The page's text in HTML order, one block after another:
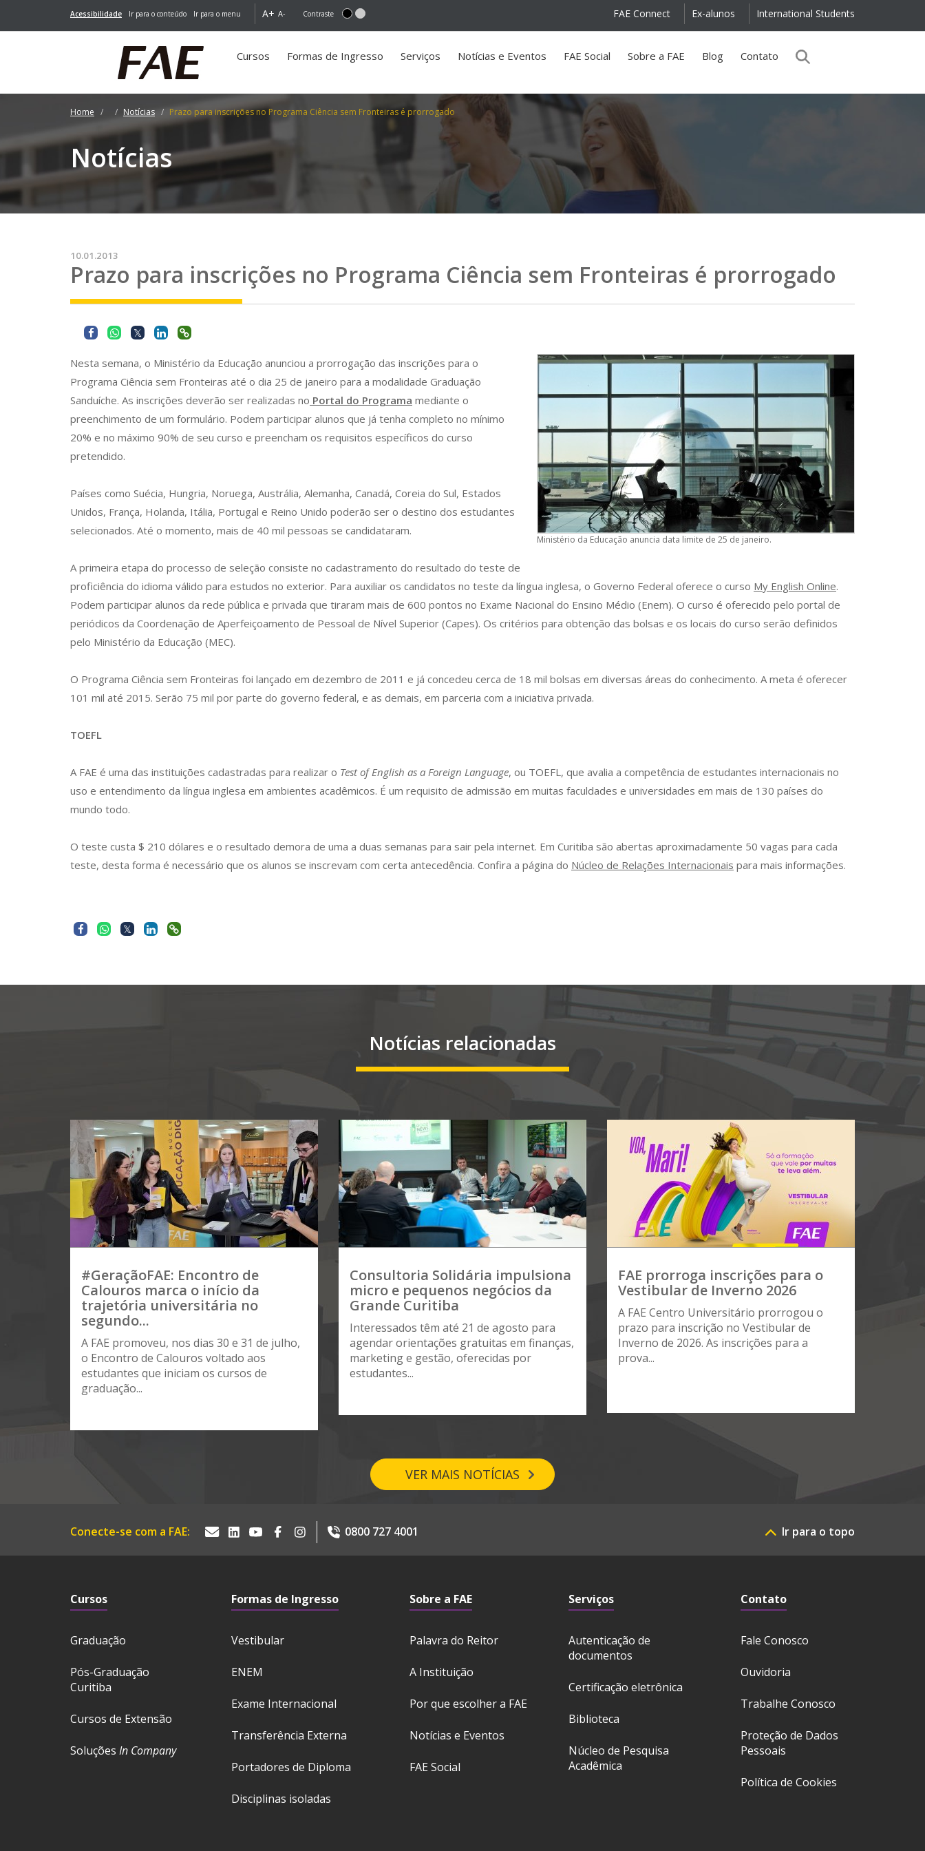
Acessibilidade Ir para o conteúdo Ir para o menu A+ A- Contraste International Students
Ex-alunos
FAE Connect
Cursos Formas de Ingresso Serviços Notícias e Eventos FAE Social Sobre a FAE Blog Contato
Home Notícias Prazo para inscrições no Programa Ciência sem Fronteiras é prorrogado
Notícias
10.01.2013
Prazo para inscrições no Programa Ciência sem Fronteiras é prorrogado
Ministério da Educação anuncia data limite de 25 de janeiro.
Nesta semana, o Ministério da Educação anunciou a prorrogação das inscrições para o
Programa Ciência sem Fronteiras até o dia 25 de janeiro para a modalidade Graduação
Sanduíche. As inscrições deverão ser realizadas no Portal do Programa mediante o
preenchimento de um formulário. Podem participar alunos que já tenha completo no mínimo
20% e no máximo 90% de seu curso e preencham os requisitos específicos do curso
pretendido.
Países como Suécia, Hungria, Noruega, Austrália, Alemanha, Canadá, Coreia do Sul, Estados
Unidos, França, Holanda, Itália, Portugal e Reino Unido poderão ser o destino dos estudantes
selecionados. Até o momento, mais de 40 mil pessoas se candidataram.
A primeira etapa do processo de seleção consiste no cadastramento do resultado do teste de
proficiência do idioma válido para estudos no exterior. Para auxiliar os candidatos no teste da língua inglesa, o Governo Federal oferece o curso My English Online.
Podem participar alunos da rede pública e privada que tiraram mais de 600 pontos no Exame Nacional do Ensino Médio (Enem). O curso é oferecido pelo portal de
periódicos da Coordenação de Aperfeiçoamento de Pessoal de Nível Superior (Capes). Os critérios para obtenção das bolsas e os locais do curso serão definidos
pelo Ministério da Educação (MEC).
O Programa Ciência sem Fronteiras foi lançado em dezembro de 2011 e já concedeu cerca de 18 mil bolsas em diversas áreas do conhecimento. A meta é oferecer
101 mil até 2015. Serão 75 mil por parte do governo federal, e as demais, em parceria com a iniciativa privada.
TOEFL
A FAE é uma das instituições cadastradas para realizar o Test of English as a Foreign Language, ou TOEFL, que avalia a competência de estudantes internacionais no
uso e entendimento da língua inglesa em ambientes acadêmicos. É um requisito de admissão em muitas faculdades e universidades em mais de 130 países do
mundo todo.
O teste custa $ 210 dólares e o resultado demora de uma a duas semanas para sair pela internet. Em Curitiba são abertas aproximadamente 50 vagas para cada
teste, desta forma é necessário que os alunos se inscrevam com certa antecedência. Confira a página do Núcleo de Relações Internacionais para mais informações.
Notícias relacionadas
#GeraçãoFAE: Encontro de
Calouros marca o início da
trajetória universitária no
segundo...
A FAE promoveu, nos dias 30 e 31 de julho,
o Encontro de Calouros voltado aos
estudantes que iniciam os cursos de
graduação...
Consultoria Solidária impulsiona
micro e pequenos negócios da
Grande Curitiba
Interessados têm até 21 de agosto para
agendar orientações gratuitas em finanças,
marketing e gestão, oferecidas por
estudantes...
FAE prorroga inscrições para o
Vestibular de Inverno 2026
A FAE Centro Universitário prorrogou o
prazo para inscrição no Vestibular de
Inverno de 2026. As inscrições para a
prova...
VER MAIS NOTÍCIAS
Conecte-se com a FAE: 0800 727 4001 Ir para o topo
Cursos
Graduação
Pós-Graduação
Curitiba
Cursos de Extensão
Soluções In Company
Formas de Ingresso
Vestibular
ENEM
Exame Internacional
Transferência Externa
Portadores de Diploma
Disciplinas isoladas
Sobre a FAE
Palavra do Reitor
A Instituição
Por que escolher a FAE
Notícias e Eventos
FAE Social
Serviços
Autenticação de
documentos
Certificação eletrônica
Biblioteca
Núcleo de Pesquisa
Acadêmica
Contato
Fale Conosco
Ouvidoria
Trabalhe Conosco
Proteção de Dados
Pessoais
Política de Cookies